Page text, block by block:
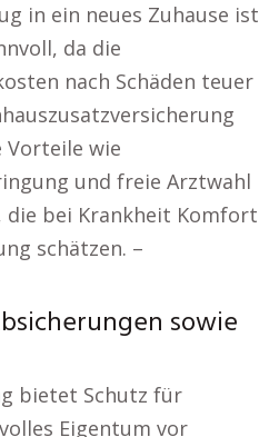
in ein neues Zuhause ist
da die
nach Schäden teuer
Vorteile wie
und freie Arztwahl
die bei Krankheit Komfort
schätzen. –
sowie
bietet Schutz für
Eigentum vor